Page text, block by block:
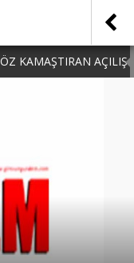
KAMAŞTIRAN AÇILIŞ
GÖZLERİM DOLDU